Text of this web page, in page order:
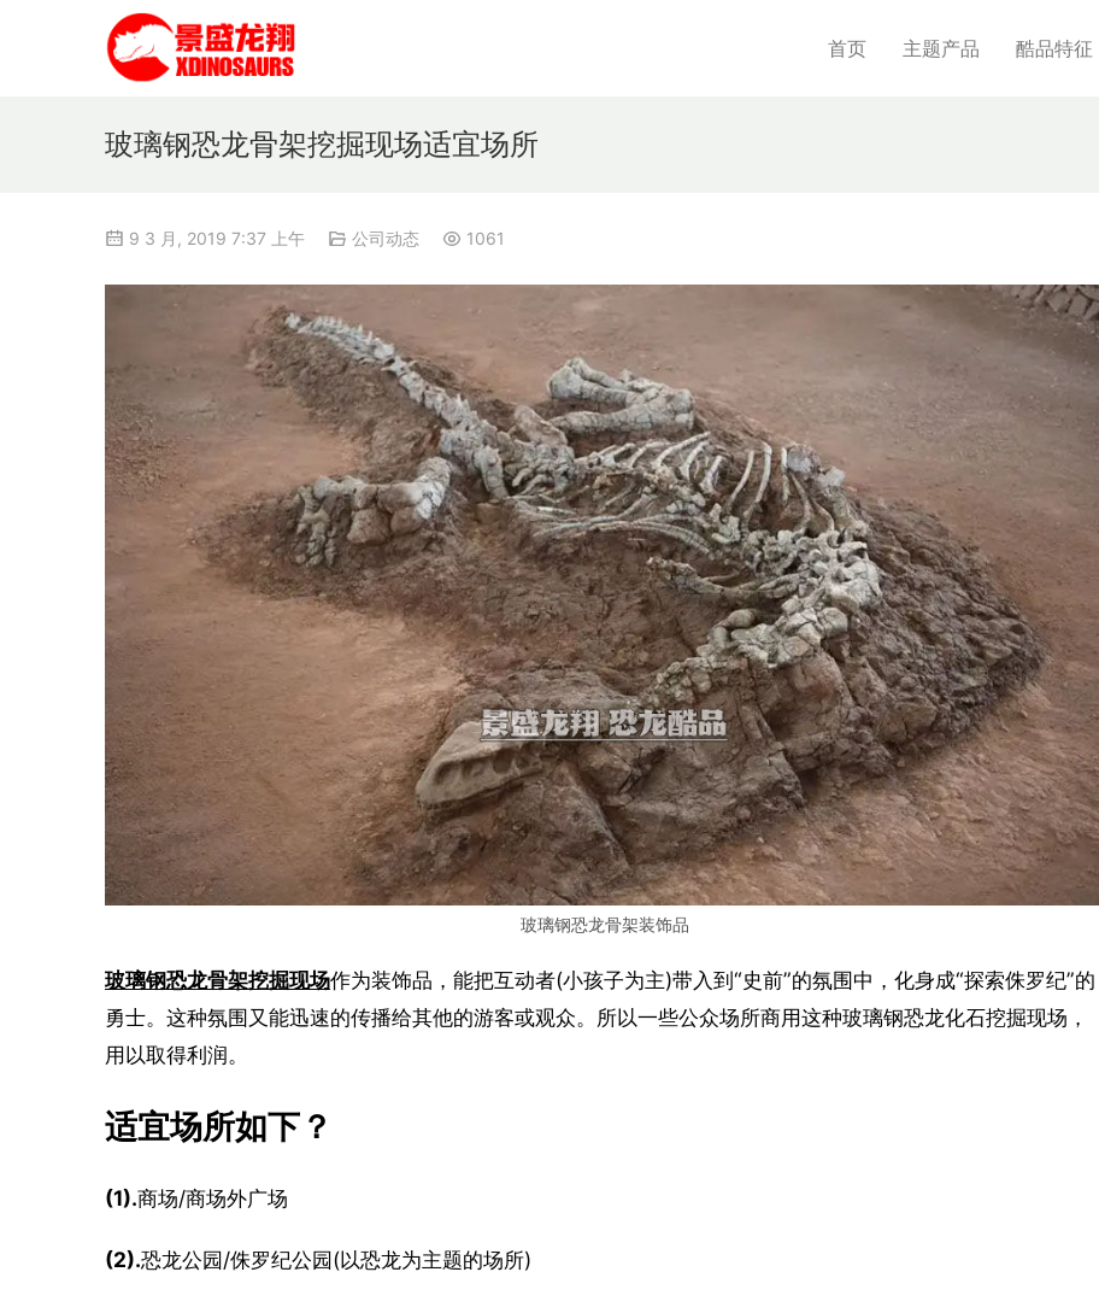
首页 主题产品 酷品特征
玻璃钢恐龙骨架挖掘现场适宜场所
9 3 月, 2019 7:37 上午 公司动态 1061
玻璃钢恐龙骨架装饰品
玻璃钢恐龙骨架挖掘现场作为装饰品，能把互动者(小孩子为主)带入到“史前”的氛围中，化身成“探索侏罗纪”的
勇士。这种氛围又能迅速的传播给其他的游客或观众。所以一些公众场所商用这种玻璃钢恐龙化石挖掘现场，
用以取得利润。
适宜场所如下？
(1).商场/商场外广场
(2).恐龙公园/侏罗纪公园(以恐龙为主题的场所)